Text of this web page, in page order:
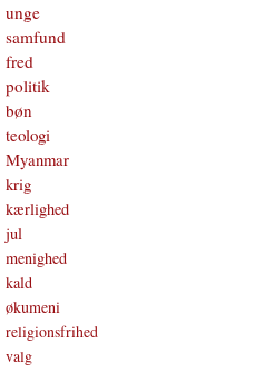
unge
samfund
fred
politik
bøn
teologi
Myanmar
krig
kærlighed
jul
menighed
kald
økumeni
religionsfrihed
valg